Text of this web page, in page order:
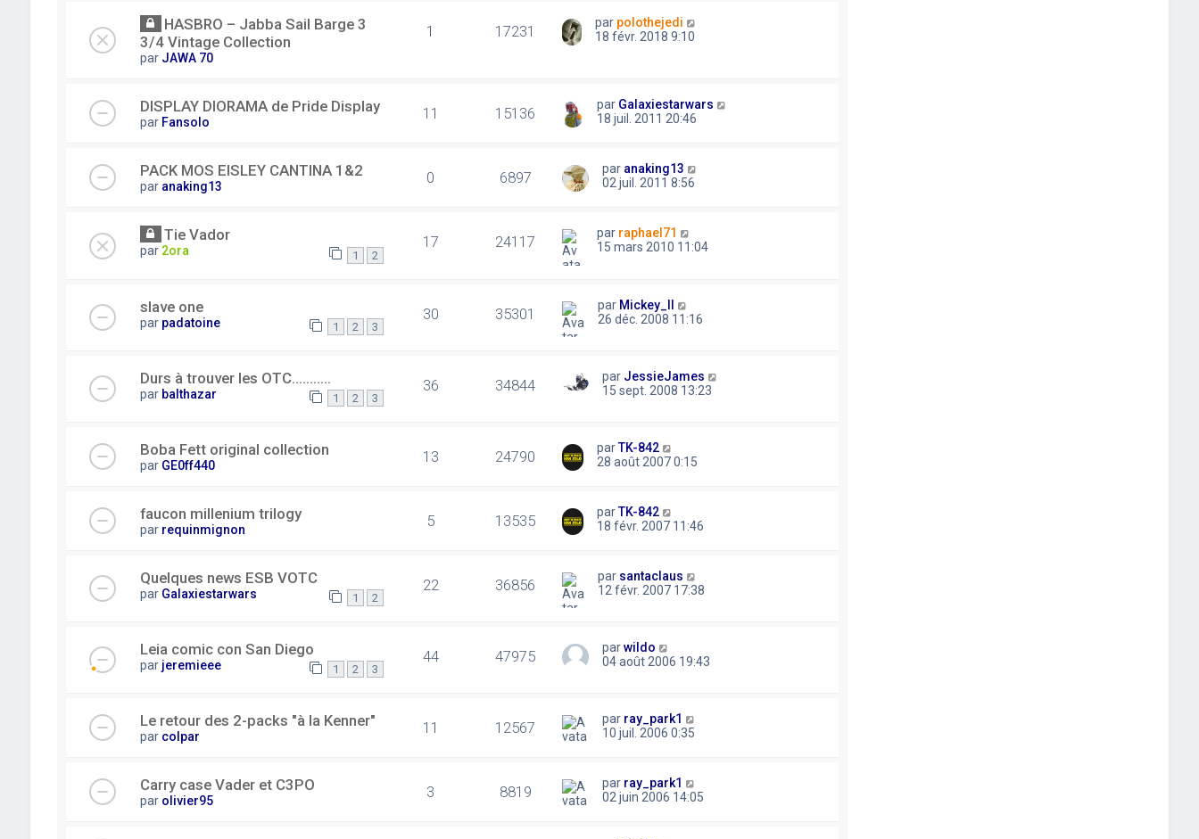
HASBRO – Jabba Sail Barge 3
3/4 Vintage Collection
par JAWA 70
1 17231 par polothejedi
18 févr. 2018 9:10
DISPLAY DIORAMA de Pride Display
par Fansolo 11 15136 par Galaxiestarwars
18 juil. 2011 20:46
PACK MOS EISLEY CANTINA 1&2
par anaking13 0 6897 par anaking13
02 juil. 2011 8:56
Tie Vador
par 2ora 1 2
17 24117 par raphael71
15 mars 2010 11:04
slave one
par padatoine 1 2 3
30 35301 par Mickey_II
26 déc. 2008 11:16
Durs à trouver les OTC...........
par balthazar 1 2 3
36 34844 par JessieJames
15 sept. 2008 13:23
Boba Fett original collection
par GE0ff440 13 24790 parTK-842
28 août 2007 0:15
faucon millenium trilogy
par requinmignon 5 13535 parTK-842
18 févr. 2007 11:46
Quelques news ESB VOTC
par Galaxiestarwars 1 2
22 36856 par santaclaus
12 févr. 2007 17:38
Leia comic con San Diego
par jeremieee 1 2 3
44 47975 parwildo
04 août 2006 19:43
Le retour des 2-packs "à la Kenner"
par colpar 11 12567 par ray_park1
10 juil. 2006 0:35
Carry case Vader et C3PO
par olivier95 3 8819 par ray_park1
02 juin 2006 14:05